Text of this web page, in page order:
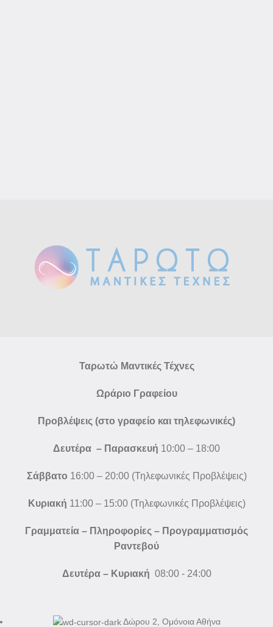
Ταρωτώ Μαντικές Τέχνες
Ωράριο Γραφείου
Προβλέψεις (στο γραφείο και τηλεφωνικές)
Δευτέρα – Παρασκευή 10:00 – 18:00
Σάββατο 16:00 – 20:00 (Τηλεφωνικές Προβλέψεις)
Κυριακή 11:00 – 15:00 (Τηλεφωνικές Προβλέψεις)
Γραμματεία – Πληροφορίες – Προγραμματισμός
Ραντεβού
Δευτέρα – Κυριακή 08:00 - 24:00
Δώρου 2, Ομόνοια Αθήνα